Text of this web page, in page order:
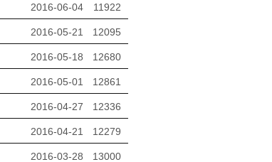
2016-06-04 11922
2016-05-21 12095
2016-05-18 12680
2016-05-01 12861
2016-04-27 12336
2016-04-21 12279
2016-03-28 13000